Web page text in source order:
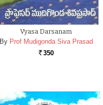
Vyasa Darsanam
By Prof Mudigonda Siva Prasad
Rs. 350